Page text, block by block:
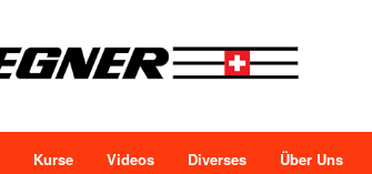
Kurse Videos Diverses Über Uns